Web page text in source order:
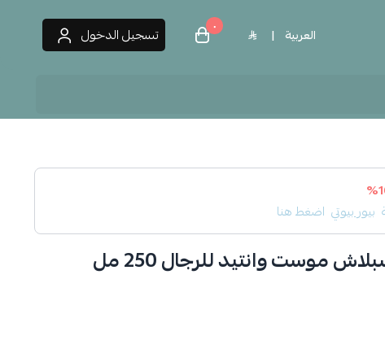
و العطورالعربية | ٠ تسجيل الدخول
بيور بيوتي اضغط هنا
موست وانتيد للرجال 250 مل